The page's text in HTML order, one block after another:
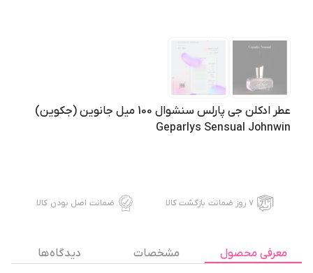
عطر ادکلن جی پارلس سنشوال 100 میل جانوین (جکوین)
Geparlys Sensual Johnwin
۷ روز ضمانت بازگشت کالا ضمانت اصل بودن کالا
معرفی محصول مشخصات دیدگاه ها